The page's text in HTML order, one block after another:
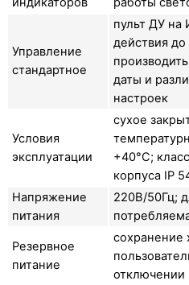
Управление
стандартное
пульт ДУ на
действия
даты и
настроек
Условия
эксплуатации
сухое
+40°C;
корпуса IP
Напряжение
питания
220В/50Гц;
Резервное
питание
сохранение
отключении